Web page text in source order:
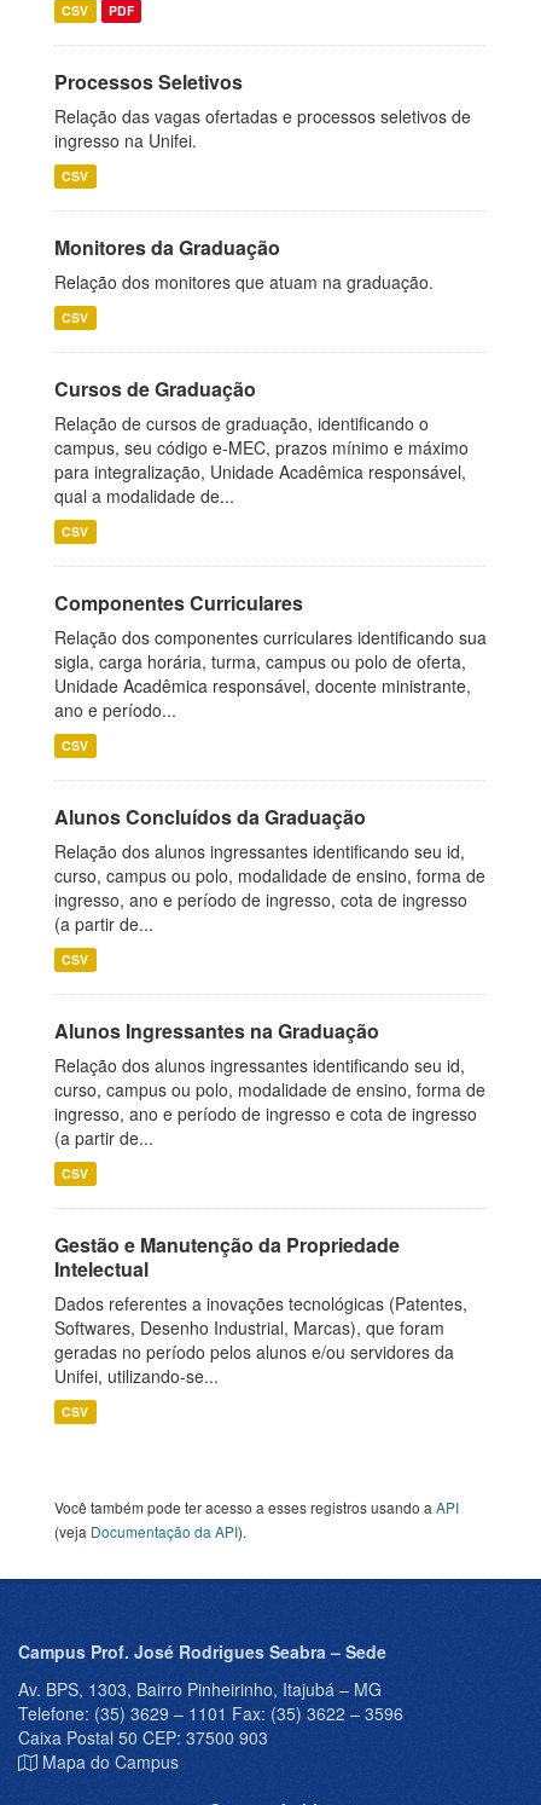
CSV PDF
Processos Seletivos
Relação das vagas ofertadas e processos seletivos de
ingresso na Unifei.
CSV
Monitores da Graduação
Relação dos monitores que atuam na graduação.
CSV
Cursos de Graduação
Relação de cursos de graduação, identificando o
campus, seu código e-MEC, prazos mínimo e máximo
para integralização, Unidade Acadêmica responsável,
qual a modalidade de...
CSV
Componentes Curriculares
Relação dos componentes curriculares identificando sua
sigla, carga horária, turma, campus ou polo de oferta,
Unidade Acadêmica responsável, docente ministrante,
ano e período...
CSV
Alunos Concluídos da Graduação
Relação dos alunos ingressantes identificando seu id,
curso, campus ou polo, modalidade de ensino, forma de
ingresso, ano e período de ingresso, cota de ingresso
(a partir de...
CSV
Alunos Ingressantes na Graduação
Relação dos alunos ingressantes identificando seu id,
curso, campus ou polo, modalidade de ensino, forma de
ingresso, ano e período de ingresso e cota de ingresso
(a partir de...
CSV
Gestão e Manutenção da Propriedade
Intelectual
Dados referentes a inovações tecnológicas (Patentes,
Softwares, Desenho Industrial, Marcas), que foram
geradas no período pelos alunos e/ou servidores da
Unifei, utilizando-se...
CSV
Você também pode ter acesso a esses registros usando a API
(veja Documentação da API).
Campus Prof. José Rodrigues Seabra – Sede
Av. BPS, 1303, Bairro Pinheirinho, Itajubá – MG
Telefone: (35) 3629 – 1101 Fax: (35) 3622 – 3596
Caixa Postal 50 CEP: 37500 903
Mapa do Campus